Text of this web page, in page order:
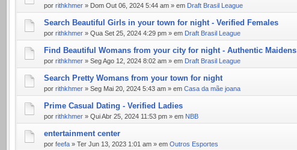
por rithkhmer » Dom Out 06, 2024 5:44 am » em Draft Brasil League
Search Beautiful Girls in your town for night - Verified Females
por rithkhmer » Qua Set 25, 2024 4:29 pm » em Draft Brasil League
Find Beautiful Womans from your city for night - Authentic Maidens
por rithkhmer » Seg Ago 12, 2024 8:02 am » em Draft Brasil League
Search Pretty Womans from your town for night
por rithkhmer » Seg Mai 20, 2024 5:43 am » em Casa da mãe joana
Prime Сasual Dating - Verified Ladies
por rithkhmer » Qui Abr 25, 2024 11:53 pm » em NBB
entertainment center
por feefa » Ter Jun 13, 2023 1:01 am » em Outros Esportes